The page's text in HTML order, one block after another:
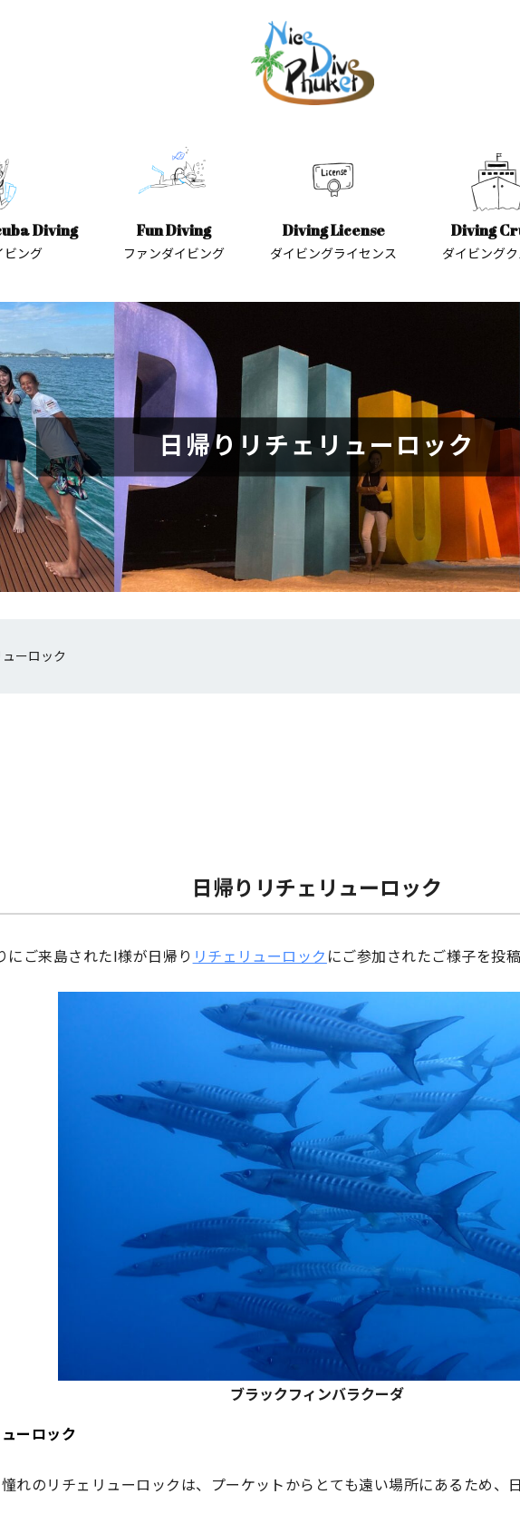
Diving
ビング
Fun Diving
ファンダイビング
Diving License
ダイビングライセンス
Diving
ダイビング
日帰りリチェリューロック
ーロック
日帰りリチェリューロック
にご来島されたI様が日帰り リチェリューロック にご参加されたご様子を投
ブラックフィンバラクーダ
ーロック
れのリチェリューロックは、プーケットからとても遠い場所にあるため、